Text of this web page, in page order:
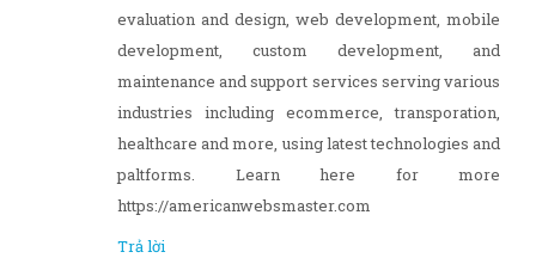
evaluation and design, web development, mobile
development, custom development, and
maintenance and support services serving various
industries including ecommerce, transporation,
healthcare and more, using latest technologies and
paltforms. Learn here for more
https://americanwebsmaster.com
Trả lời